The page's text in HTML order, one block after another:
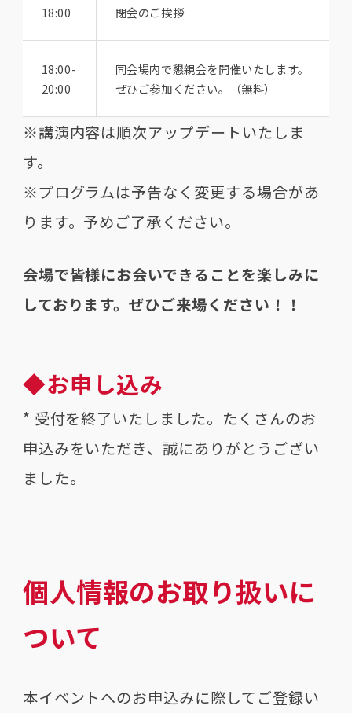
18:00 閉会のご挨拶
18:00-
20:00
同会場内で懇親会を開催いたします。
ぜひご参加ください。（無料）
※講演内容は順次アップデートいたしま
す。
※プログラムは予告なく変更する場合があ
ります。予めご了承ください。
会場で皆様にお会いできることを楽しみに
しております。ぜひご来場ください！！
◆お申し込み
* 受付を終了いたしました。たくさんのお
申込みをいただき、誠にありがとうござい
ました。
個人情報のお取り扱いに
ついて
本イベントへのお申込みに際してご登録い